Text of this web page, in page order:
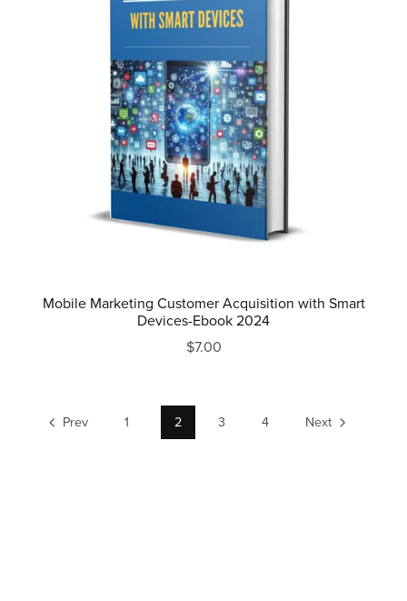
Mobile Marketing Customer Acquisition with Smart
Devices-Ebook 2024
$7.00
Prev 1 2 3 4 Next